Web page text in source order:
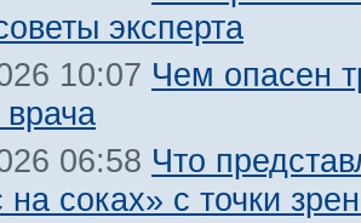
эксперта
10:07 Чем опасен
06:58 Что
на соках» с точки